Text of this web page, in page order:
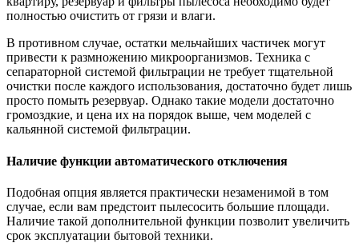
полностью очистить от грязи и влаги.
В противном случае, остатки мельчайших частичек могут
привести к размножению микроорганизмов. Техника с
сепараторной системой фильтрации не требует тщательной
очистки после каждого использования, достаточно будет лишь
просто помыть резервуар. Однако такие модели достаточно
громоздкие, и цена их на порядок выше, чем моделей с
кальянной системой фильтрации.
Наличие функции автоматического отключения
Подобная опция является практически незаменимой в том
случае, если вам предстоит пылесосить большие площади.
Наличие такой дополнительной функции позволит увеличить
срок эксплуатации бытовой техники.